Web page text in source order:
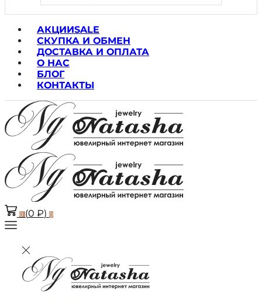
АКЦИИSALE
СКУПКА И ОБМЕН
ДОСТАВКА И ОПЛАТА
О НАС
БЛОГ
КОНТАКТЫ
0 (0 ₽) 0